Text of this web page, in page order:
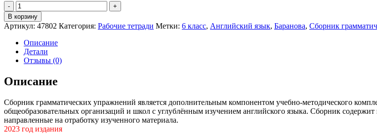
Количество
товара
Смирнов.
Английский
язык.
Сборник
грамматических
упражнений.
класс.
В корзину
Артикул: 47802 Категория: Рабочие тетради Метки: 6 класс, Английский язык, Баранова, Сборник
Описание
Детали
Отзывы (0)
Описание
Сборник грамматических упражнений является дополнительным компонентом учебно-методического
общеобразовательных организаций и школ с углублённым изучением английского языка. Сборник
направленные на отработку изученного материала.
2023 год издания